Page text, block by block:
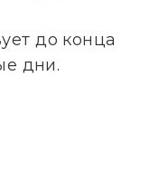
до конца
дни.